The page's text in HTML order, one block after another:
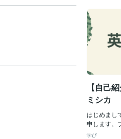
マインドセ
り方」だと
験からもそ
「第二言語
科学的に
方」を実
ば、おそら
ったと思
方」とは何
で２つ重要
２点を本記
ます。英語
方」英語学
【自己
ミシカ
業マン】
はじめまし
申します。
りがとうご
学び